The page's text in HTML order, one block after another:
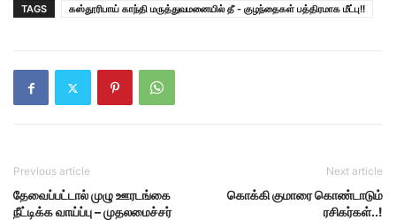
TAGS கஸ்தூரிபாய் காந்தி மருத்துவமனையில் தீ - குழந்தைகள் பத்திரமாக மீட்பு!!
Previous article
தேவைப்பட்டால் முழு ஊரடங்கை
நீட்டிக்க வாய்ப்பு – முதலமைச்சர்
Next article
கொக்கி குமாரை கொண்டாடும்
ரசிகர்கள்..!